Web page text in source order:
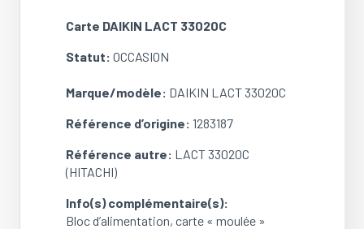
Carte DAIKIN LACT 33020C
Statut: OCCASION
Marque/modèle: DAIKIN LACT 33020C
Référence d’origine: 1283187
Référence autre: LACT 33020C
(HITACHI)
Info(s) complémentaire(s):
Bloc d’alimentation, carte « moulée »